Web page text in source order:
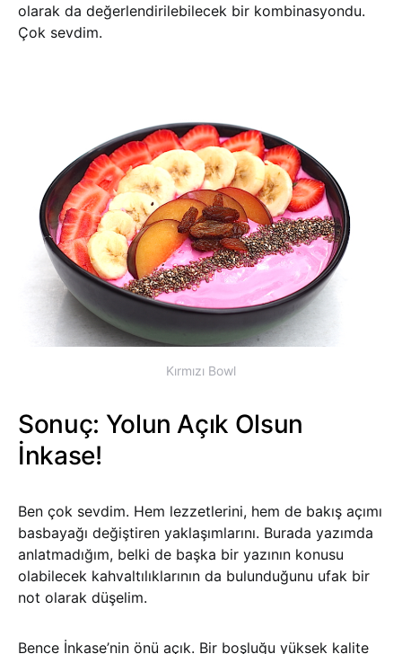
olarak da değerlendirilebilecek bir kombinasyondu.
Çok sevdim.
Kırmızı Bowl
Sonuç: Yolun Açık Olsun
İnkase!
Ben çok sevdim. Hem lezzetlerini, hem de bakış açımı
basbayağı değiştiren yaklaşımlarını. Burada yazımda
anlatmadığım, belki de başka bir yazının konusu
olabilecek kahvaltılıklarının da bulunduğunu ufak bir
not olarak düşelim.
Bence İnkase’nin önü açık. Bir boşluğu yüksek kalite